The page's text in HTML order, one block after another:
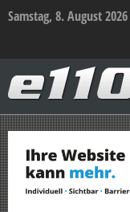
Samstag, 8. August 2026
–
Das
Sicherheitsportal
Zum
Inhalt
springen